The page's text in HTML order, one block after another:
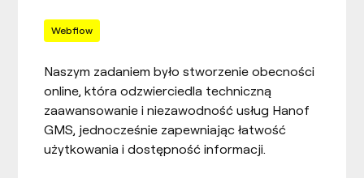
Webflow
Naszym zadaniem było stworzenie obecności
online, która odzwierciedla techniczną
zaawansowanie i niezawodność usług Hanof
GMS, jednocześnie zapewniając łatwość
użytkowania i dostępność informacji.